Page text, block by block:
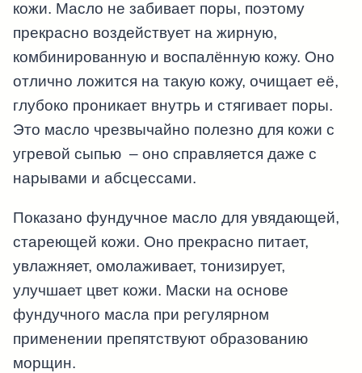
кожи. Масло не забивает поры, поэтому
прекрасно воздействует на жирную,
комбинированную и воспалённую кожу. Оно
отлично ложится на такую кожу, очищает её,
глубоко проникает внутрь и стягивает поры.
Это масло чрезвычайно полезно для кожи с
угревой сыпью – оно справляется даже с
нарывами и абсцессами.
Показано фундучное масло для увядающей,
стареющей кожи. Оно прекрасно питает,
увлажняет, омолаживает, тонизирует,
улучшает цвет кожи. Маски на основе
фундучного масла при регулярном
применении препятствуют образованию
морщин.